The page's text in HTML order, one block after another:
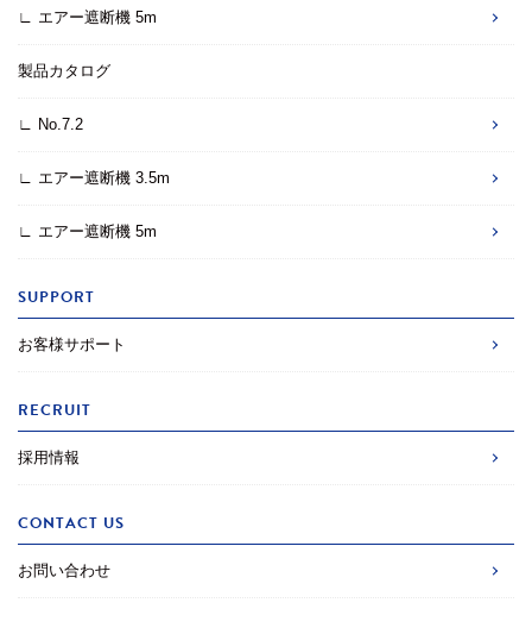
∟ エアー遮断機 5m
製品カタログ
∟ No.7.2
∟ エアー遮断機 3.5m
∟ エアー遮断機 5m
SUPPORT
お客様サポート
RECRUIT
採用情報
CONTACT US
お問い合わせ